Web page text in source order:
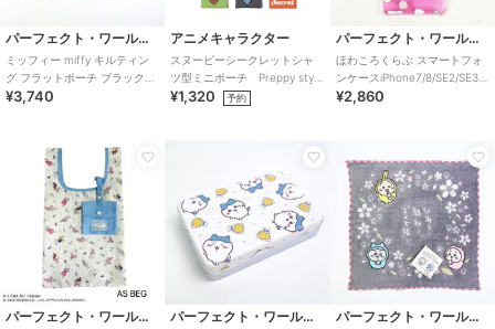
パーフェクト・ワールド・トーキョー
ミッフィー miffy キルティン
グ フラットポーチ ブラック
PCケース タブレットケース
¥3,740
アニメキャラクター
スヌーピーシークレットシャ
ツ型ミニポーチ Preppy style
school bus（１０種）
¥1,320 予約
パーフェクト・ワールド・トーキョー
ほわころくらぶ スマートフォ
ンケースiPhone7/8/SE2/SE3
フルーツ スマホ カバー
¥2,860
パーフェクト・ワールド・トーキョー パーフェクト・ワールド・トーキョー パーフェクト・ワールド・トーキョー